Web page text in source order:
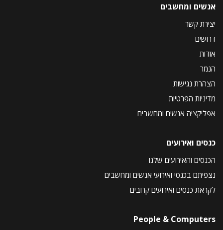
אנשים ומחשבים
יצירת קשר
דרושים
אודות
הנמר
הצהרת נגישות
מדיניות הפרטיות
אפליקציה אנשים ומחשבים
כנסים ואירועים
הכנסים והאירועים שלנו
נצפיתם בכנסי ואירועי אנשים ומחשבים
לקראת כנסים ואירועים קרובים
People & Computers